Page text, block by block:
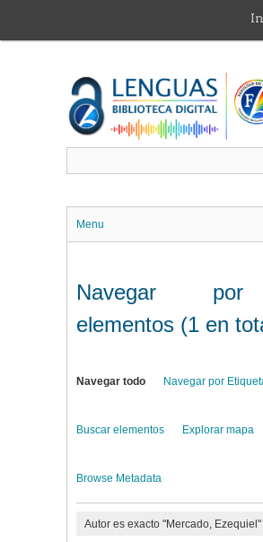
contenido
Menu
Navegar
elementos (1 en
Navegar todo Navegar por
Buscar elementos Explorar mapa
Browse Metadata
Autor es exacto "Mercado, Ezequiel"